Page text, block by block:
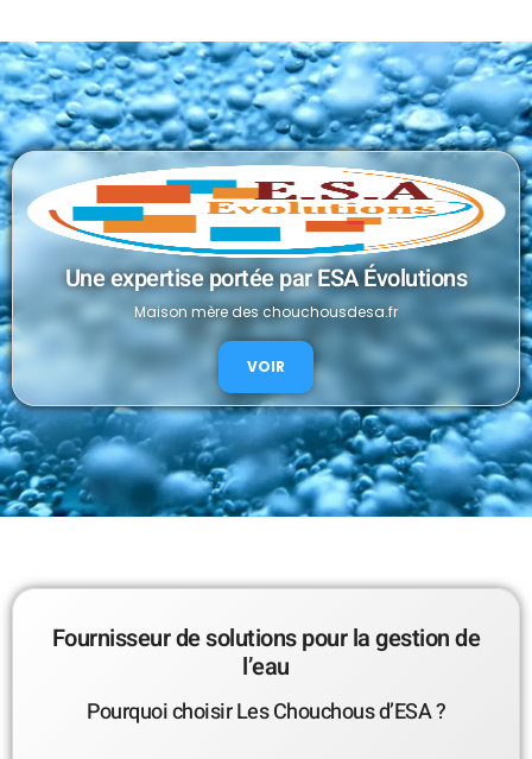
Une expertise portée par ESA Évolutions
Maison mère des chouchousdesa.fr
VOIR
Fournisseur de solutions pour la gestion de
l’eau
Pourquoi choisir Les Chouchous d’ESA ?